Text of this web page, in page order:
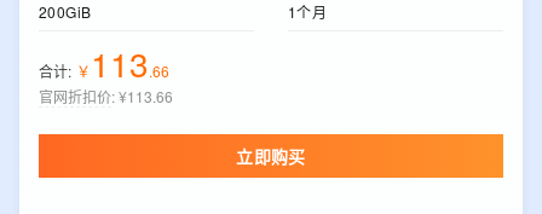
200GiB 1个月
合计: ￥ 113.66
官网折扣价:¥113.66
立即购买